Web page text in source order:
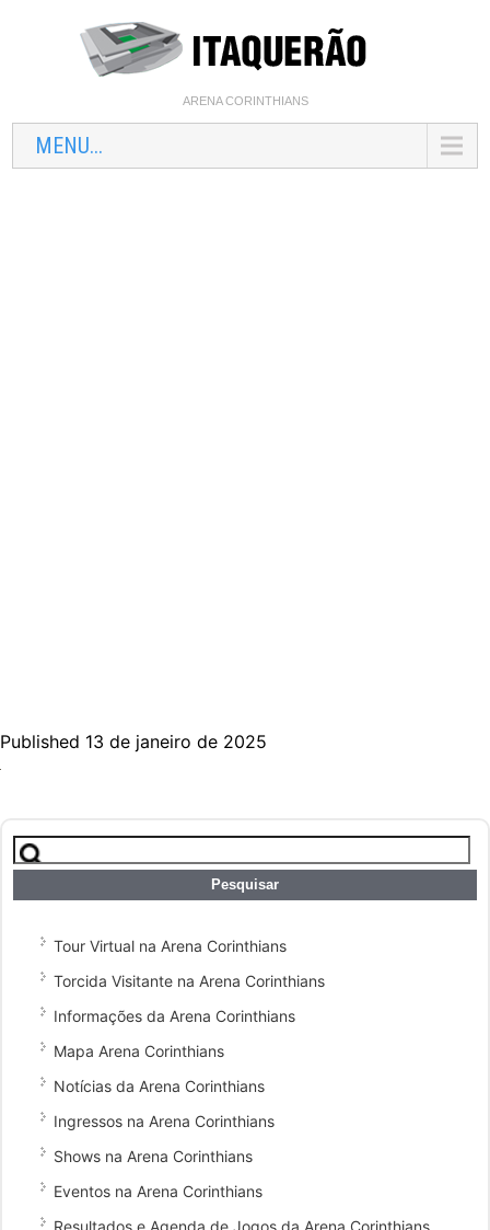
ARENA CORINTHIANS
MENU...
Published 13 de janeiro de 2025
Pesquisar
por:
Tour Virtual na Arena Corinthians
Torcida Visitante na Arena Corinthians
Informações da Arena Corinthians
Mapa Arena Corinthians
Notícias da Arena Corinthians
Ingressos na Arena Corinthians
Shows na Arena Corinthians
Eventos na Arena Corinthians
Resultados e Agenda de Jogos da Arena Corinthians